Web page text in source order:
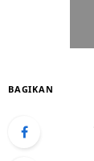
BAGIKAN